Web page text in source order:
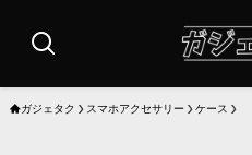
ガジェタク スマホアクセサリー ケース